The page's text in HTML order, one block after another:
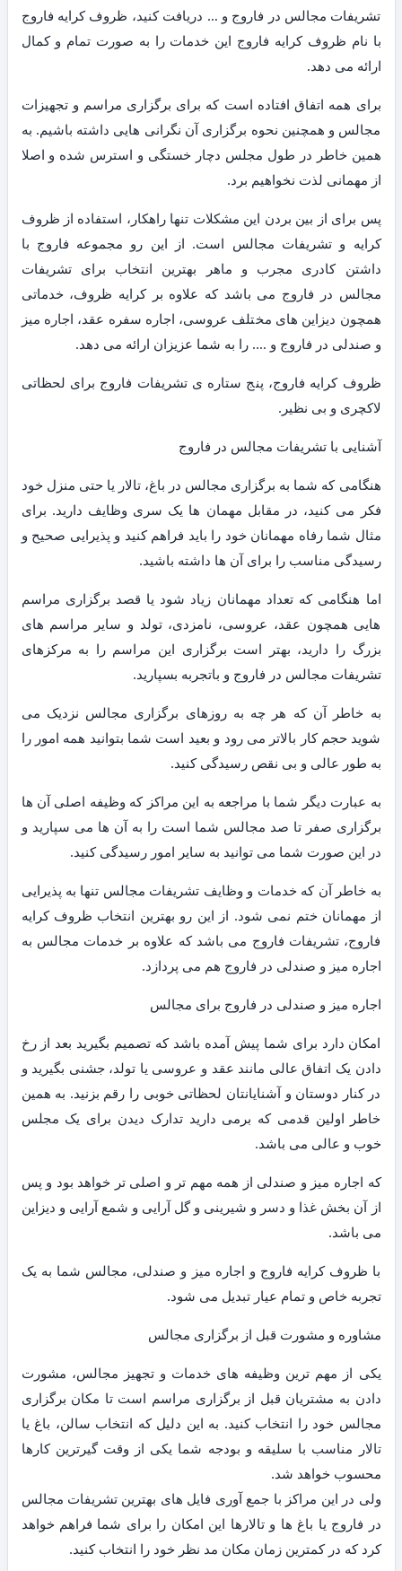
تشریفات مجالس در فاروج و … دریافت کنید، ظروف کرایه فاروج
با نام ظروف کرایه فاروج این خدمات را به صورت تمام و کمال
ارائه می دهد.
برای همه اتفاق افتاده است که برای برگزاری مراسم و تجهیزات
مجالس و همچنین نحوه برگزاری آن نگرانی هایی داشته باشیم. به
همین خاطر در طول مجلس دچار خستگی و استرس شده و اصلا
از مهمانی لذت نخواهیم برد.
پس برای از بین بردن این مشکلات تنها راهکار، استفاده از ظروف
کرایه و تشریفات مجالس است. از این رو مجموعه فاروج با
داشتن کادری مجرب و ماهر بهترین انتخاب برای تشریفات
مجالس در فاروج می باشد که علاوه بر کرایه ظروف، خدماتی
همچون دیزاین های مختلف عروسی، اجاره سفره عقد، اجاره میز
و صندلی در فاروج و …. را به شما عزیزان ارائه می دهد.
ظروف کرایه فاروج، پنج ستاره ی تشریفات فاروج برای لحظاتی
لاکچری و بی نظیر.
آشنایی با تشریفات مجالس در فاروج
هنگامی که شما به برگزاری مجالس در باغ، تالار یا حتی منزل خود
فکر می کنید، در مقابل مهمان ها یک سری وظایف دارید. برای
مثال شما رفاه مهمانان خود را باید فراهم کنید و پذیرایی صحیح و
رسیدگی مناسب را برای آن ها داشته باشید.
اما هنگامی که تعداد مهمانان زیاد شود یا قصد برگزاری مراسم
هایی همچون عقد، عروسی، نامزدی، تولد و سایر مراسم های
بزرگ را دارید، بهتر است برگزاری این مراسم را به مرکزهای
تشریفات مجالس در فاروج و باتجربه بسپارید.
به خاطر آن که هر چه به روزهای برگزاری مجالس نزدیک می
شوید حجم کار بالاتر می رود و بعید است شما بتوانید همه امور را
به طور عالی و بی نقص رسیدگی کنید.
به عبارت دیگر شما با مراجعه به این مراکز که وظیفه اصلی آن ها
برگزاری صفر تا صد مجالس شما است را به آن ها می سپارید و
در این صورت شما می توانید به سایر امور رسیدگی کنید.
به خاطر آن که خدمات و وظایف تشریفات مجالس تنها به پذیرایی
از مهمانان ختم نمی شود. از این رو بهترین انتخاب ظروف کرایه
فاروج، تشریفات فاروج می باشد که علاوه بر خدمات مجالس به
اجاره میز و صندلی در فاروج هم می پردازد.
اجاره میز و صندلی در فاروج برای مجالس
امکان دارد برای شما پیش آمده باشد که تصمیم بگیرید بعد از رخ
دادن یک اتفاق عالی مانند عقد و عروسی یا تولد، جشنی بگیرید و
در کنار دوستان و آشنایانتان لحظاتی خوبی را رقم بزنید. به همین
خاطر اولین قدمی که برمی دارید تدارک دیدن برای یک مجلس
خوب و عالی می باشد.
که اجاره میز و صندلی از همه مهم تر و اصلی تر خواهد بود و پس
از آن بخش غذا و دسر و شیرینی و گل آرایی و شمع آرایی و دیزاین
می باشد.
با ظروف کرایه فاروج و اجاره میز و صندلی، مجالس شما به یک
تجربه خاص و تمام عیار تبدیل می شود.
مشاوره و مشورت قبل از برگزاری مجالس
یکی از مهم ترین وظیفه های خدمات و تجهیز مجالس، مشورت
دادن به مشتریان قبل از برگزاری مراسم است تا مکان برگزاری
مجالس خود را انتخاب کنید. به این دلیل که انتخاب سالن، باغ یا
تالار مناسب با سلیقه و بودجه شما یکی از وقت گیرترین کارها
محسوب خواهد شد.
ولی در این مراکز با جمع آوری فایل های بهترین تشریفات مجالس
در فاروج یا باغ ها و تالارها این امکان را برای شما فراهم خواهد
کرد که در کمترین زمان مکان مد نظر خود را انتخاب کنید.